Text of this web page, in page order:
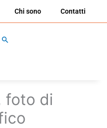
Chi sono Contatti
foto di